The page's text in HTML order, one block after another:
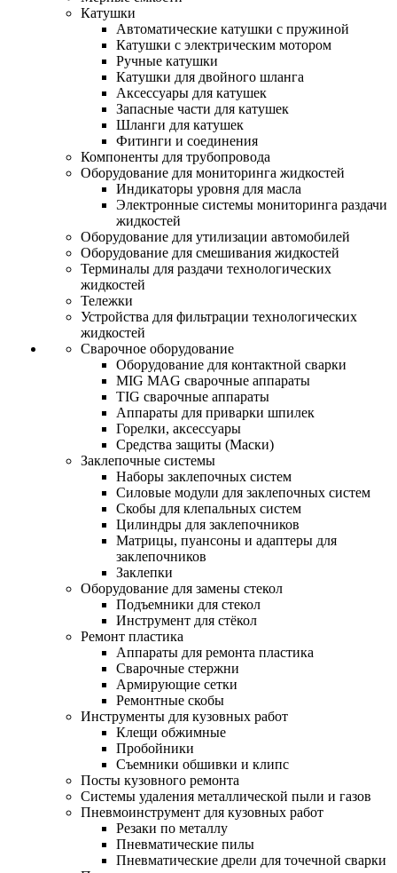
Катушки
Автоматические катушки с пружиной
Катушки с электрическим мотором
Ручные катушки
Катушки для двойного шланга
Аксессуары для катушек
Запасные части для катушек
Шланги для катушек
Фитинги и соединения
Компоненты для трубопровода
Оборудование для мониторинга жидкостей
Индикаторы уровня для масла
Электронные системы мониторинга раздачи
жидкостей
Оборудование для утилизации автомобилей
Оборудование для смешивания жидкостей
Терминалы для раздачи технологических
жидкостей
Тележки
Устройства для фильтрации технологических
жидкостей
Сварочное оборудование
Оборудование для контактной сварки
MIG MAG сварочные аппараты
TIG сварочные аппараты
Аппараты для приварки шпилек
Горелки, аксессуары
Средства защиты (Маски)
Заклепочные системы
Наборы заклепочных систем
Силовые модули для заклепочных систем
Скобы для клепальных систем
Цилиндры для заклепочников
Матрицы, пуансоны и адаптеры для
заклепочников
Заклепки
Оборудование для замены стекол
Подъемники для стекол
Инструмент для стёкол
Ремонт пластика
Аппараты для ремонта пластика
Сварочные стержни
Армирующие сетки
Ремонтные скобы
Инструменты для кузовных работ
Клещи обжимные
Пробойники
Съемники обшивки и клипс
Посты кузовного ремонта
Системы удаления металлической пыли и газов
Пневмоинструмент для кузовных работ
Резаки по металлу
Пневматические пилы
Пневматические дрели для точечной сварки